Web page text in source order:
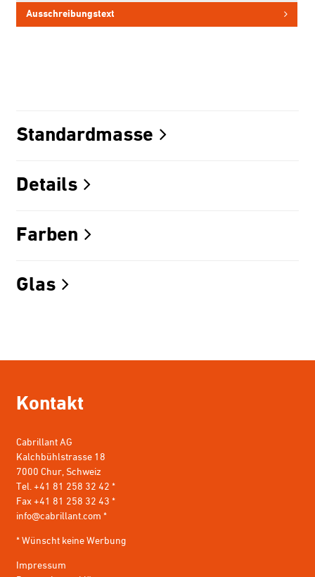
Ausschreibungstext
Standardmasse
Details
Farben
Glas
Kontakt
Cabrillant AG
Kalchbühlstrasse 18
7000 Chur, Schweiz
Tel. +41 81 258 32 42 *
Fax +41 81 258 32 43 *
info@cabrillant.com *
* Wünscht keine Werbung
Impressum